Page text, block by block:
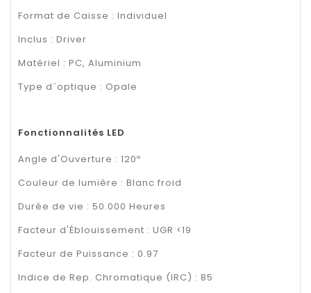
Format de Caisse : Individuel
Inclus : Driver
Matériel : PC, Aluminium
Type d´optique : Opale
Fonctionnalités LED
Angle d'Ouverture : 120º
Couleur de lumière : Blanc froid
Durée de vie : 50.000 Heures
Facteur d'Éblouissement : UGR <19
Facteur de Puissance : 0.97
Indice de Rep. Chromatique (IRC) : 85